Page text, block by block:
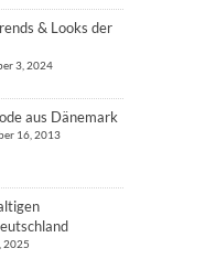
& Looks der
3, 2024
aus Dänemark
16, 2013
2025